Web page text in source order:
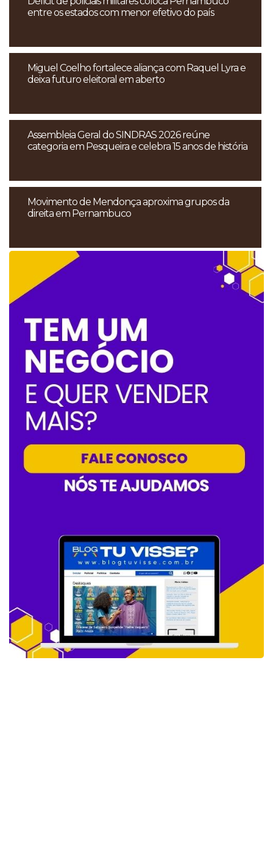
entre os estados com menor efetivo do país
Miguel Coelho fortalece aliança com Raquel Lyra e
deixa futuro eleitoral em aberto
Assembleia Geral do SINDRAS 2026 reúne
categoria em Pesqueira e celebra 15 anos de história
Movimento de Mendonça aproxima grupos da
direita em Pernambuco